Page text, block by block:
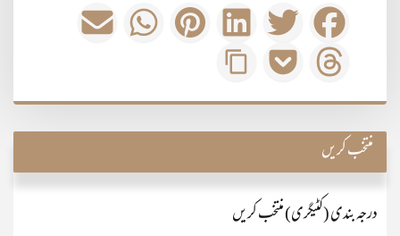
منتخب کریں
درجہ بندی (کٹیگری) منتخب کریں